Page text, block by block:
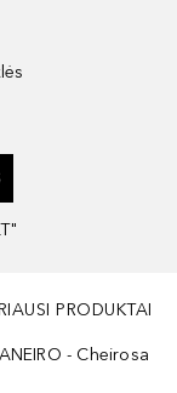
PRODUKTAI
- Cheirosa